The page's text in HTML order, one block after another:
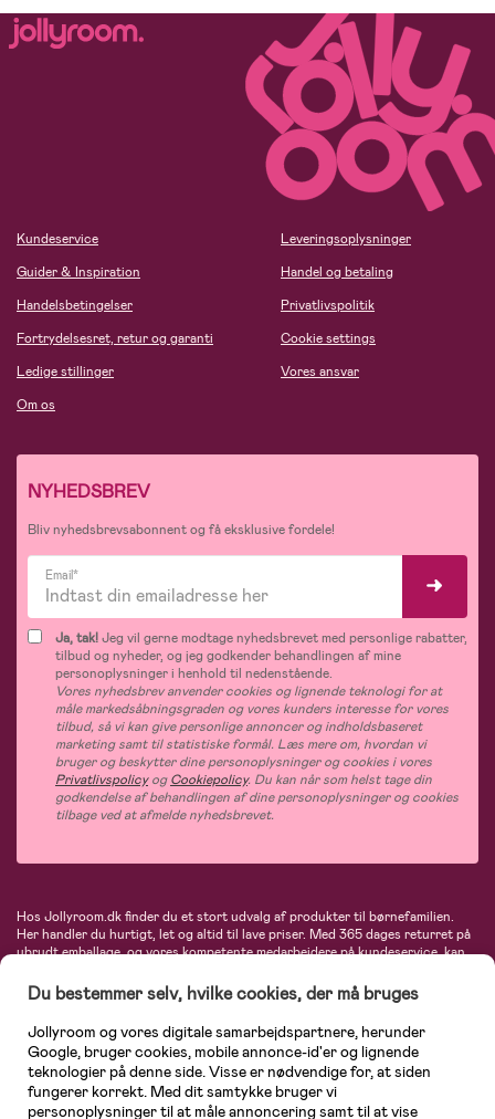
Kundeservice
Guider & Inspiration
Handelsbetingelser
Fortrydelsesret, retur og garanti
Ledige stillinger
Om os
Leveringsoplysninger
Handel og betaling
Privatlivspolitik
Cookie settings
Vores ansvar
NYHEDSBREV
Bliv nyhedsbrevsabonnent og få eksklusive fordele!
Email*
Ja, tak!Jeg vil gerne modtage nyhedsbrevet med personlige rabatter,
tilbud og nyheder, og jeg godkender behandlingen af mine
personoplysninger i henhold til nedenstående.
Vores nyhedsbrev anvender cookies og lignende teknologi for at
måle markedsåbningsgraden og vores kunders interesse for vores
tilbud, så vi kan give personlige annoncer og indholdsbaseret
marketing samt til statistiske formål. Læs mere om, hvordan vi
bruger og beskytter dine personoplysninger og cookies i vores
PrivatlivspolicyogCookiepolicy. Du kan når som helst tage din
godkendelse af behandlingen af dine personoplysninger og cookies
tilbage ved at afmelde nyhedsbrevet.
Hos Jollyroom.dk finder du et stort udvalg af produkter til børnefamilien.
Her handler du hurtigt, let og altid til lave priser. Med 365 dages returret på
ubrudt emballage, og vores kompetente medarbejdere på kundeservice, kan
barnevogne, autostole, børne- og babytøj, produkter til gravide og ammende
mødre, indretning og inspiration, legetøj, babyudstyr og meget mere. Vi
tilbyder produkter fra velkendte varemærker som Britax, Maxi-Cosi, Baby
Jogger, BabyBjörn, Didriksons, KidKraft, Ergobaby, Phillips Avent, Neonate,
Cybex, LEGO og mange flere. Kort sagt - et kæmpe sortiment venter på dig!
Du bestemmer selv, hvilke cookies, der må bruges
Jollyroom og vores digitale samarbejdspartnere, herunder
Google, bruger cookies, mobile annonce-id'er og lignende
teknologier på denne side. Visse er nødvendige for, at siden
fungerer korrekt. Med dit samtykke bruger vi
personoplysninger til at måle annoncering samt til at vise